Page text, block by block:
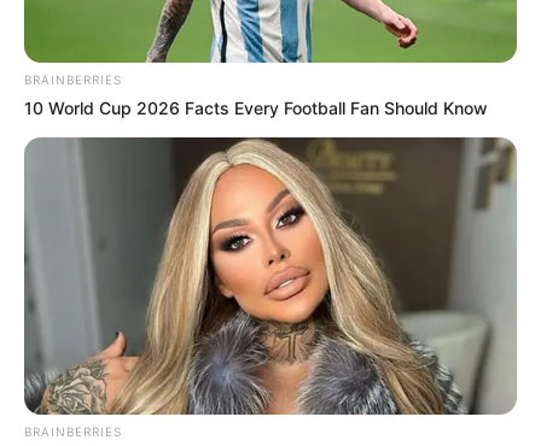
BRAINBERRIES
10 World Cup 2026 Facts Every Football Fan Should Know
BRAINBERRIES